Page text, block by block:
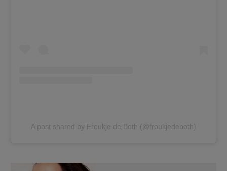
A post shared by Froukje de Both (@froukjedeboth)